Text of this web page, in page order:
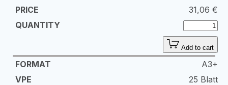
31,06 €
Add to cart
A3+
25 Blatt